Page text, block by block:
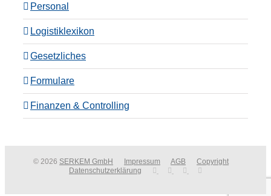
Personal
Logistiklexikon
Gesetzliches
Formulare
Finanzen & Controlling
© 2026 SERKEM GmbH Impressum AGB
Copyright
Datenschutzerklärung